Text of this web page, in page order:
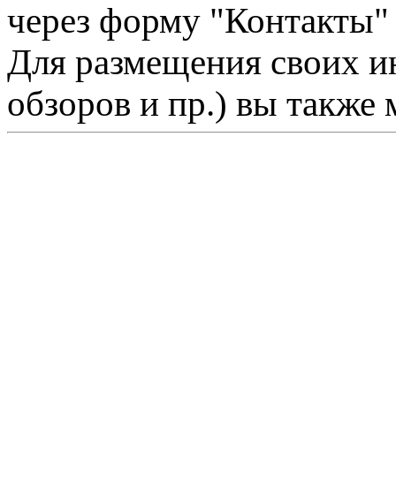
через форму "Контакты"
Для размещения своих
обзоров и пр.) вы также